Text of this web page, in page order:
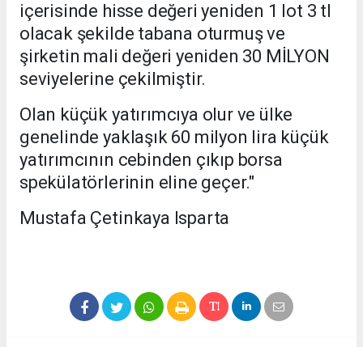
içerisinde hisse değeri yeniden 1 lot 3 tl
olacak şekilde tabana oturmuş ve
şirketin mali değeri yeniden 30 MİLYON
seviyelerine çekilmiştir.
Olan küçük yatırımcıya olur ve ülke
genelinde yaklaşık 60 milyon lira küçük
yatırımcının cebinden çıkıp borsa
spekülatörlerinin eline geçer."
Mustafa Çetinkaya Isparta